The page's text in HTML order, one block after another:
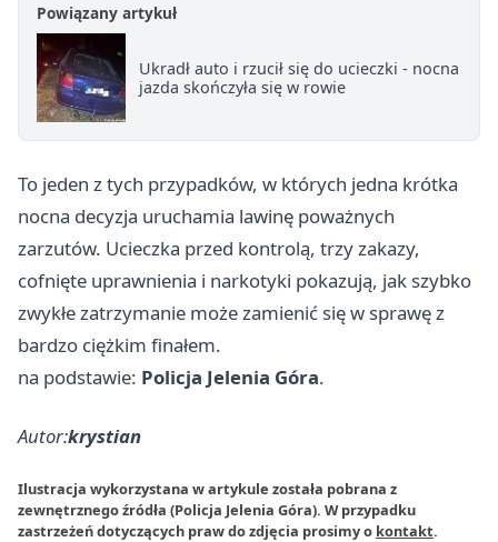
Powiązany artykuł
Ukradł auto i rzucił się do ucieczki - nocna
jazda skończyła się w rowie
To jeden z tych przypadków, w których jedna krótka
nocna decyzja uruchamia lawinę poważnych
zarzutów. Ucieczka przed kontrolą, trzy zakazy,
cofnięte uprawnienia i narkotyki pokazują, jak szybko
zwykłe zatrzymanie może zamienić się w sprawę z
bardzo ciężkim finałem.
na podstawie: Policja Jelenia Góra.
Autor:krystian
Ilustracja wykorzystana w artykule została pobrana z
zewnętrznego źródła (Policja Jelenia Góra). W przypadku
zastrzeżeń dotyczących praw do zdjęcia prosimy o kontakt.